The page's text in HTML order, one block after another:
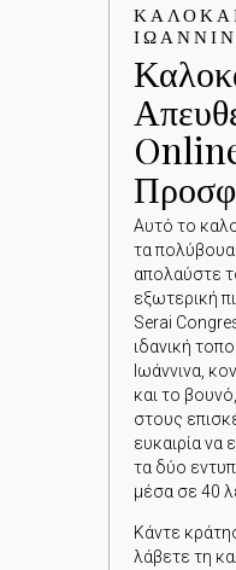
Αυτό το
τα πολύβουα
απολαύστε
εξωτερική
Serai
ιδανική
Ιωάννινα,
και το
στους
ευκαιρία να
τα δύο
μέσα σε 40
Κάντε
λάβετε τη